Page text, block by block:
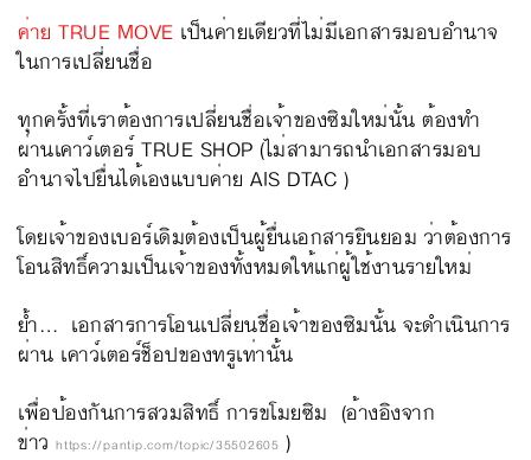
ค่าย TRUE MOVE เป็นค่ายเดียวที่ไม่มีเอกสารมอบอำนาจ
ในการเปลี่ยนชื่อ
ทุกครั้งที่เราต้องการเปลี่ยนชื่อเจ้าของซิมใหม่นั้น ต้องทำ
ผ่านเคาว์เตอร์ TRUE SHOP (ไม่สามารถนำเอกสารมอบ
อำนาจไปยื่นได้เองแบบค่าย AIS DTAC )
โดยเจ้าของเบอร์เดิมต้องเป็นผู้ยื่นเอกสารยินยอม ว่าต้องการ
โอนสิทธิ์ความเป็นเจ้าของทั้งหมดให้แก่ผู้ใช้งานรายใหม่
ย้ำ… เอกสารการโอนเปลี่ยนชื่อเจ้าของซิมนั้น จะดำเนินการ
ผ่าน เคาว์เตอร์ช็อปของทรูเท่านั้น
เพื่อป้องกันการสวมสิทธิ์ การขโมยซิม (อ้างอิงจาก
ข่าว https://pantip.com/topic/35502605 )